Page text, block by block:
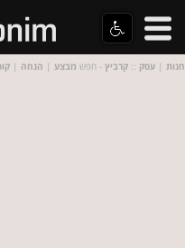
חנות | עסק :: קרביץ - חפש מבצע | הנחה |